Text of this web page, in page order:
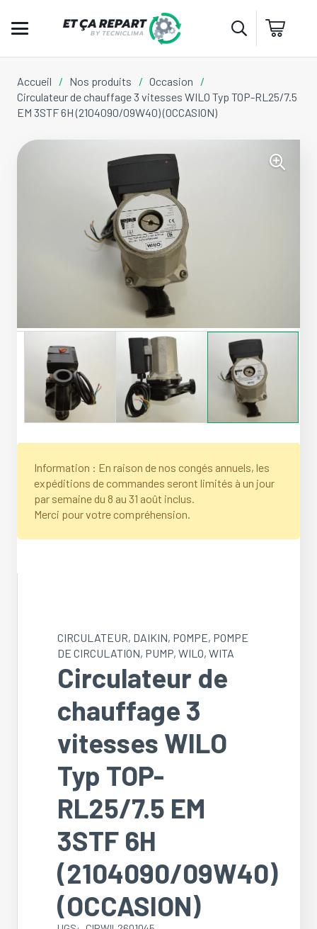
Accueil / Nos produits / Occasion
/
Circulateur de chauffage 3 vitesses WILO Typ TOP-RL25/7.5
EM 3STF 6H (2104090/09W40) (OCCASION)
Information : En raison de nos congés annuels, les
expéditions de commandes seront limités à un jour
par semaine du 8 au 31 août inclus.
Merci pour votre compréhension.
CIRCULATEUR, DAIKIN, POMPE, POMPE
DE CIRCULATION, PUMP, WILO, WITA
Circulateur de
chauffage 3
vitesses WILO
Typ TOP-
RL25/7.5 EM
3STF 6H
(2104090/09W40)
(OCCASION)